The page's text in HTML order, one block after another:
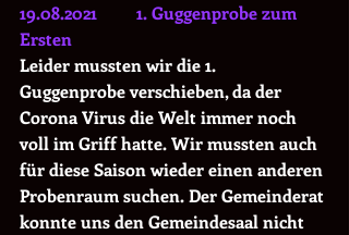
19.08.2021         1. Guggenprobe zum
Ersten
Leider mussten wir die 1.
Guggenprobe verschieben, da der
Corona Virus die Welt immer noch
voll im Griff hatte. Wir mussten auch
für diese Saison wieder einen anderen
Probenraum suchen. Der Gemeinderat
konnte uns den Gemeindesaal nicht